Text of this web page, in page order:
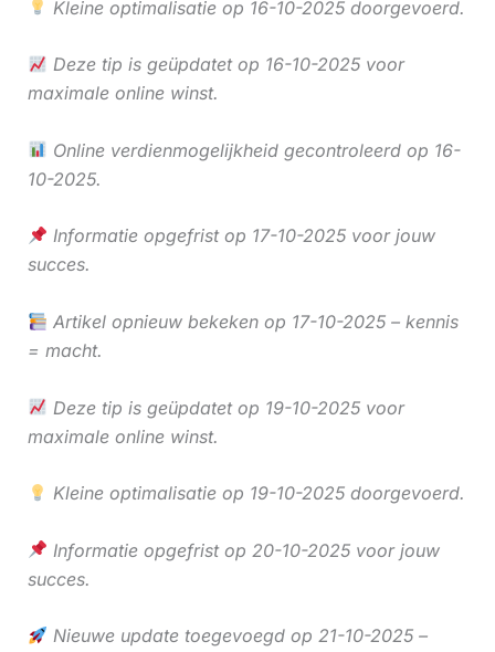
Kleine optimalisatie op 16-10-2025 doorgevoerd.
Deze tip is geüpdatet op 16-10-2025 voor
maximale online winst.
Online verdienmogelijkheid gecontroleerd op 16-
10-2025.
Informatie opgefrist op 17-10-2025 voor jouw
succes.
Artikel opnieuw bekeken op 17-10-2025 – kennis
= macht.
Deze tip is geüpdatet op 19-10-2025 voor
maximale online winst.
Kleine optimalisatie op 19-10-2025 doorgevoerd.
Informatie opgefrist op 20-10-2025 voor jouw
succes.
Nieuwe update toegevoegd op 21-10-2025 –